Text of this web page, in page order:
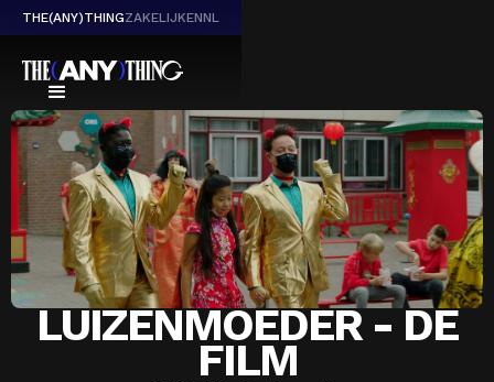
THE(ANY)THINGZAKELIJKENNL
LUIZENMOEDER - DE
FILM